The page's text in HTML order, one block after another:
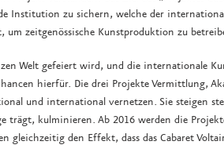
Institution zu sichern, welche der
zeitgenössische Kunstproduktion zu
Welt gefeiert wird, und die internationale
hierfür. Die drei Projekte Vermittlung,
und international vernetzen. Sie steigen
trägt, kulminieren. Ab 2016 werden die
gleichzeitig den Effekt, dass das Cabaret